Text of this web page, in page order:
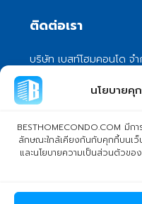
นโยบายคุ
BESTHOMECONDO.COM มีก
ลักษณะใกล้เคียงกันกับคุกกี้บนเว็
และนโยบายความเป็นส่วนตัวข
ติดต่อเรา
บริษัท เบสท์โฮมคอนโด จ
101/399 หมู่ 7 แขว
กรุงเทพมหานคร 10530
© Copyright 2024